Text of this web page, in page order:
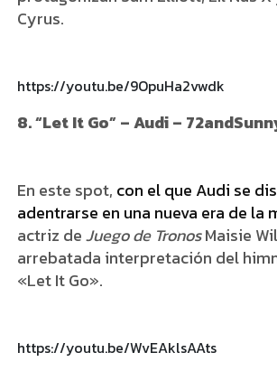
Cyrus.
https://youtu.be/9OpuHa2vwdk
8. “Let It Go” – Audi –
En este spot, con el que Audi se
adentrarse en una nueva era de la
actriz deJuego de TronosMaisie
arrebatada interpretación del
«Let It Go».
https://youtu.be/WvEAklsAAts